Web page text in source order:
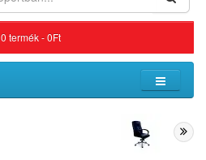
0 termék - 0Ft